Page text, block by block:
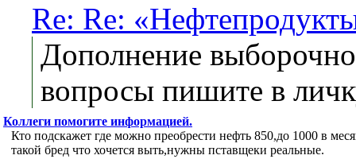
Re: Re:
Дополнение
вопросы пишите в
Коллеги помогите информацией.
Кто подскажет где можно преобрести нефть 850,до 1000 в
такой бред что хочется выть,нужны пставщеки реальные.